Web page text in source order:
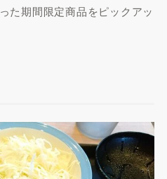
た期間限定商品をピックアッ